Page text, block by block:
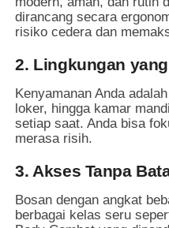
dirancang secara
risiko cedera dan
2. Lingkungan
Kenyamanan Anda
loker, hingga kamar
setiap saat. Anda bisa
merasa risih.
3. Akses Tanpa
Bosan dengan angkat
berbagai kelas seru